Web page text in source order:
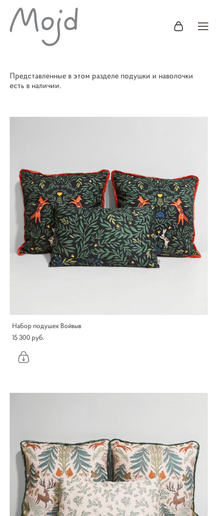
Представленные в этом разделе подушки и наволочки
есть в наличии.
Набор подушек Войвыв
15 300 pуб.